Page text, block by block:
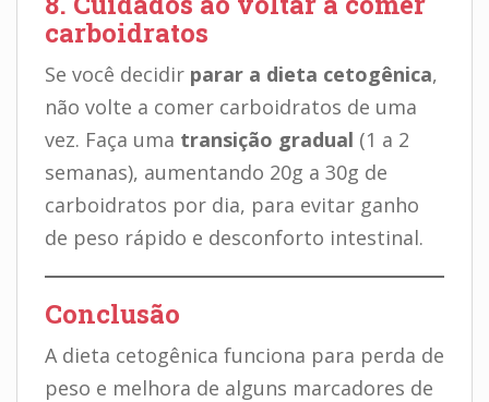
carboidratos
Se você decidir parar a dieta cetogênica,
não volte a comer carboidratos de uma
vez. Faça uma transição gradual (1 a 2
semanas), aumentando 20g a 30g de
carboidratos por dia, para evitar ganho
de peso rápido e desconforto intestinal.
Conclusão
A dieta cetogênica funciona para perda de
peso e melhora de alguns marcadores de